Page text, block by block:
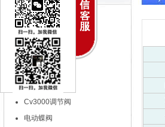
调节阀(控制阀)系列
电动调节阀
气动调节阀
特殊调节阀
自力式调节阀
Cv3000调节阀
电动蝶阀